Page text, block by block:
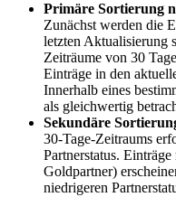
Primäre Sortierung
Zunächst werden die
letzten Aktualisierung
Zeiträume von 30
Einträge in den
Innerhalb eines
als gleichwertig
Sekundäre
30-Tage-Zeitraums
Partnerstatus.
Goldpartner)
niedrigeren